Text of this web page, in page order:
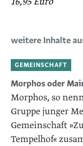
weitere Inhalte
GEMEINSCHAFT
Morphos oder
Morphos, so
Gruppe junger
Gemeinschaft
Tempelhof«